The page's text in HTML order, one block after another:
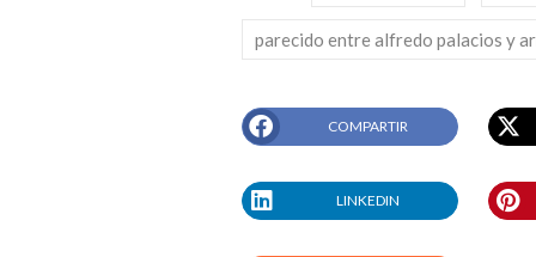
parecido entre alfredo palacios y
COMPARTIR
LINKEDIN